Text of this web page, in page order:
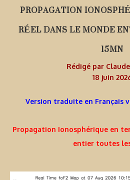
PROPAGATION
RÉEL DANS LE MONDE
15MN
Rédigé par
18 juin
Version traduite en Français
Propagation Ionosphérique en
entier toutes